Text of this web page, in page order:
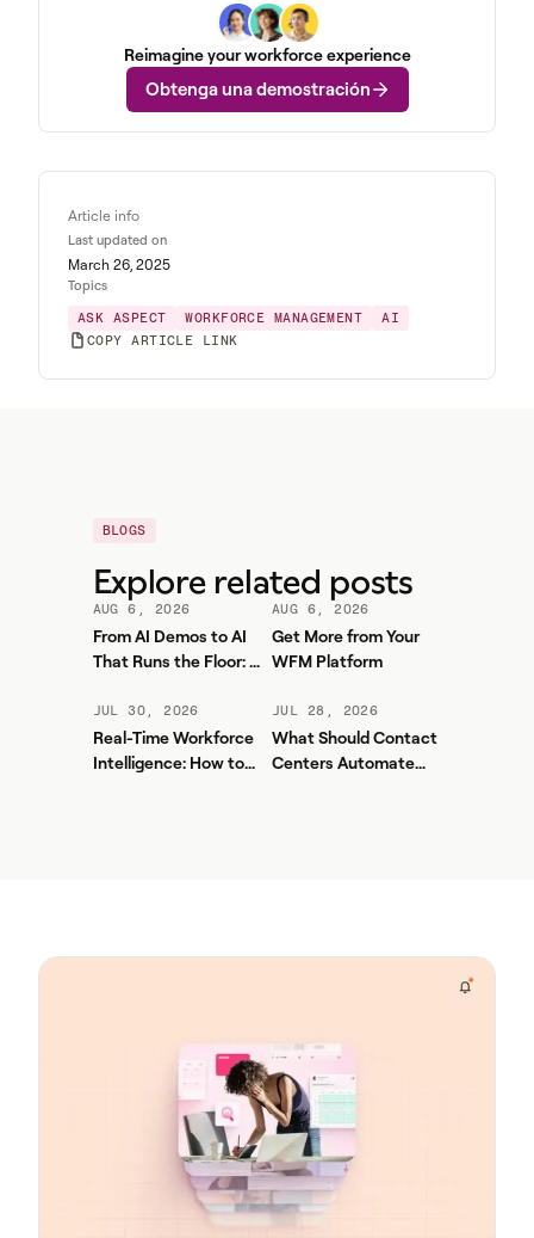
Reimagine your workforce experience
Obtenga una demostración
Article info
Last updated on
March 26, 2025
Topics
ASK ASPECT
WORKFORCE MANAGEMENT
AI
COPY ARTICLE LINK
BLOGS
Explore related posts
AUG 6, 2026
From AI Demos to AI
That Runs the Floor: A
Playbook for Contact
Center AI + WFM
AUG 6, 2026
Get More from Your
WFM Platform
JUL 30, 2026
Real-Time Workforce
Intelligence: How to
JUL 28, 2026
What Should Contact
Centers Automate